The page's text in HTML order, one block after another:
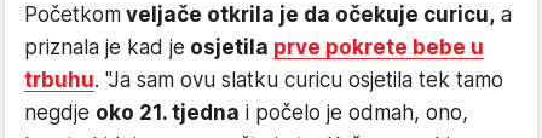
Početkom veljače otkrila je da očekuje curicu, a
priznala je kad je osjetila prve pokrete bebe u
trbuhu. "Ja sam ovu slatku curicu osjetila tek tamo
negdje oko 21. tjedna i počelo je odmah, ono,